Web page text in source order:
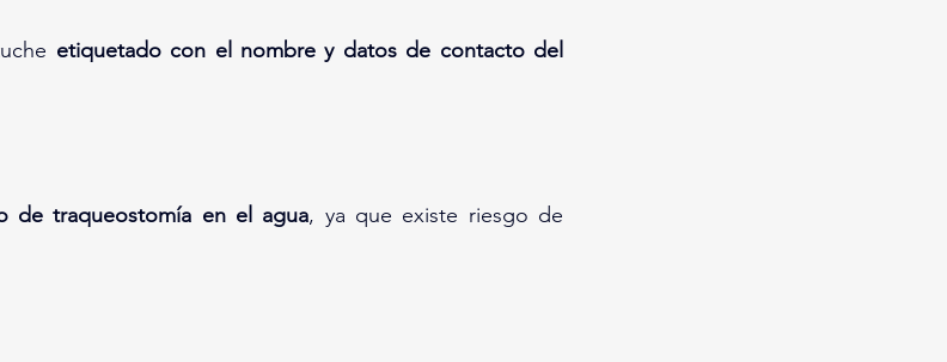
etiquetado con el nombre y datos de contacto del
de traqueostomía en el agua, ya que existe riesgo de